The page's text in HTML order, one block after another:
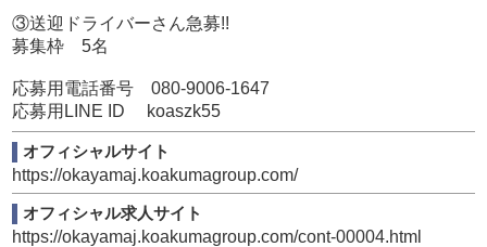
③送迎ドライバーさん急募!!
募集枠 5名
応募用電話番号 080-9006-1647
応募用LINE ID koaszk55
オフィシャルサイト
https://okayamaj.koakumagroup.com/
オフィシャル求人サイト
https://okayamaj.koakumagroup.com/cont-00004.html